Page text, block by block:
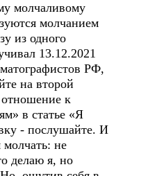
молчаливому
молчанием
из одного
13.12.2021
РФ,
на второй
к
в статье «Я
- послушайте. И
не
делаю я, но